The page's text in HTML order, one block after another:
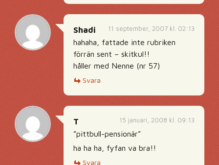
11 september, 2007 kl. 02:13
Shadi
hahaha, fattade inte rubriken
förrän sent – skitkul!!
håller med Nenne (nr 57)
Svara
15 januari, 2008 kl. 09:13
T
”pittbull-pensionär”
ha ha ha, fyfan va bra!!
Svara